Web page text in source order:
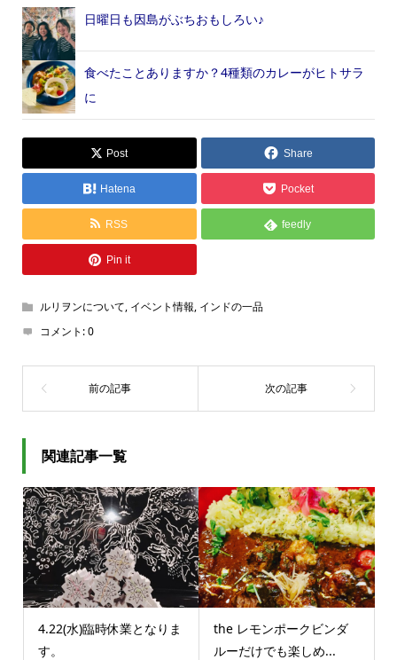
日曜日も因島がぶちおもしろい♪
食べたことありますか？4種類のカレーがヒトサラ
に
Post Share
Hatena Pocket
RSS feedly
Pin it
ルリヲンについて, イベント情報, インドの一品
コメント:0
関連記事一覧
4.22(水)臨時休業となりま
す。
the レモンポークビンダ
ルーだけでも楽しめ...